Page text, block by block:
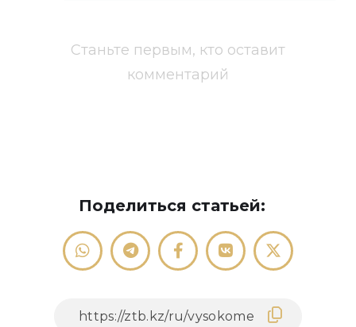
Станьте первым, кто оставит
комментарий
Поделиться статьей: